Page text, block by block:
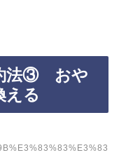
法③ おや
える